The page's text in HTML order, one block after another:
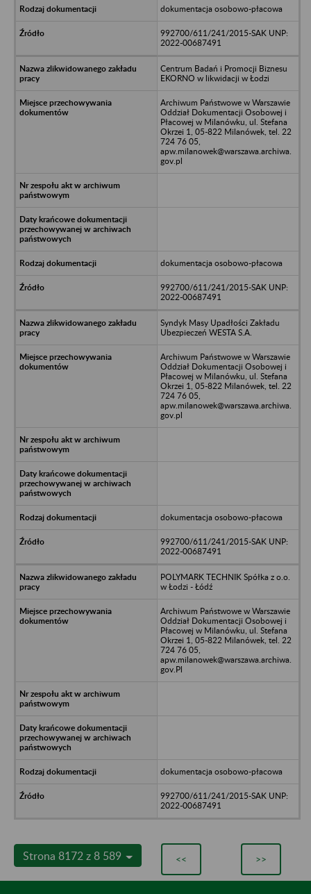
dokumentacja osobowo-płacowa
992700/611/241/2015-SAK UNP:
2022-00687491
Centrum Badań i Promocji Biznesu
EKORNO w likwidacji w Łodzi
Archiwum Państwowe w Warszawie
Oddział Dokumentacji Osobowej i
Płacowej w Milanówku, ul. Stefana
Okrzei 1, 05-822 Milanówek, tel. 22
724 76 05,
apw.milanowek@warszawa.archiwa.
gov.pl
dokumentacja osobowo-płacowa
992700/611/241/2015-SAK UNP:
2022-00687491
Syndyk Masy Upadłości Zakładu
Ubezpieczeń WESTA S.A.
Archiwum Państwowe w Warszawie
Oddział Dokumentacji Osobowej i
Płacowej w Milanówku, ul. Stefana
Okrzei 1, 05-822 Milanówek, tel. 22
724 76 05,
apw.milanowek@warszawa.archiwa.
gov.pl
dokumentacja osobowo-płacowa
992700/611/241/2015-SAK UNP:
2022-00687491
POLYMARK TECHNIK Spółka z o.o.
w Łodzi - Łódź
Archiwum Państwowe w Warszawie
Oddział Dokumentacji Osobowej i
Płacowej w Milanówku, ul. Stefana
Okrzei 1, 05-822 Milanówek, tel. 22
724 76 05,
apw.milanowek@warszawa.archiwa.
gov.Pl
dokumentacja osobowo-płacowa
992700/611/241/2015-SAK UNP:
2022-00687491
Strona 8172 z 8 589 << >>